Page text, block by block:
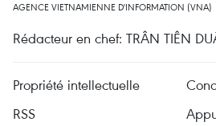
AGENCE VIETNAMIENNE D'INFORMATION (VNA)
Rédacteur en chef: TRÂN TIÊN
Propriété intellectuelle
RSS